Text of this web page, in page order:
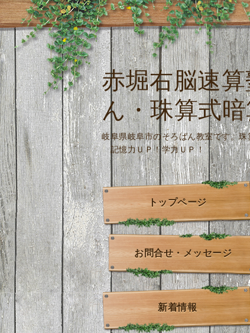
赤堀右脳速
ん・珠算式
岐阜県岐阜市のそろばん教室で
記憶力ＵＰ！学力ＵＰ！
トップページ
お問合せ・メッセージ
新着情報